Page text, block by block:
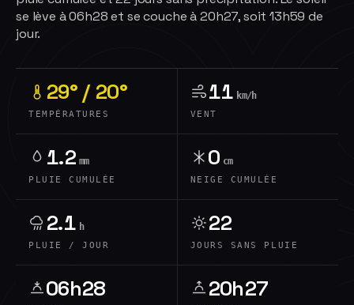
se lève à 06h28 et se couche à 20h27, soit 13h59 de
jour.
29° / 20°
TEMPÉRATURES
11 km/h
VENT
1.2 mm
PLUIE CUMULÉE
0 cm
NEIGE CUMULÉE
2.1 h
PLUIE / JOUR
22
JOURS SANS PLUIE
06h28 20h27